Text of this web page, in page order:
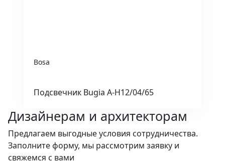
Bosa
Подсвечник Bugia A-H12/04/65
Дизайнерам и архитекторам
Предлагаем выгодные условия сотрудничества.
Заполните форму, мы рассмотрим заявку и
свяжемся с вами